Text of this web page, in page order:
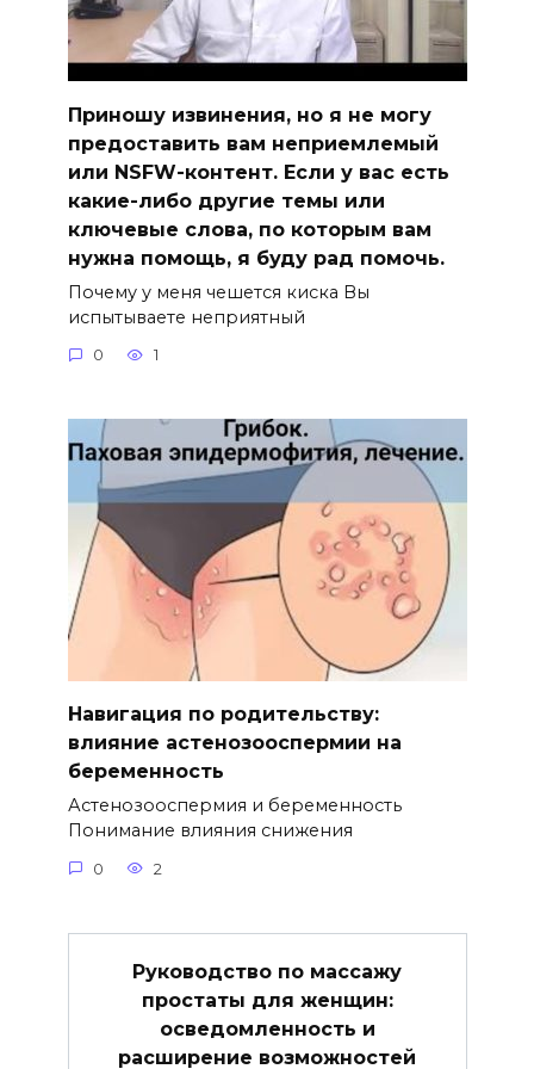
Приношу извинения, но я не могу
предоставить вам неприемлемый
или NSFW-контент. Если у вас есть
какие-либо другие темы или
ключевые слова, по которым вам
нужна помощь, я буду рад помочь.
Почему у меня чешется киска Вы
испытываете неприятный
0 1
Навигация по родительству:
влияние астенозооспермии на
беременность
Астенозооспермия и беременность
Понимание влияния снижения
0 2
Руководство по массажу
простаты для женщин:
осведомленность и
расширение возможностей